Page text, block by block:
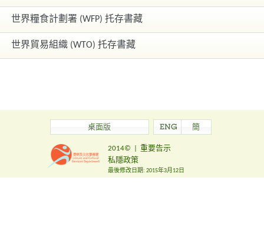
世界糧食計劃署 (WFP) 托存書藏
世界貿易組織 (WTO) 托存書藏
桌面版 ENG 簡
2014©
重要告示
私隱政策
最後修改日期: 2015年3月12日